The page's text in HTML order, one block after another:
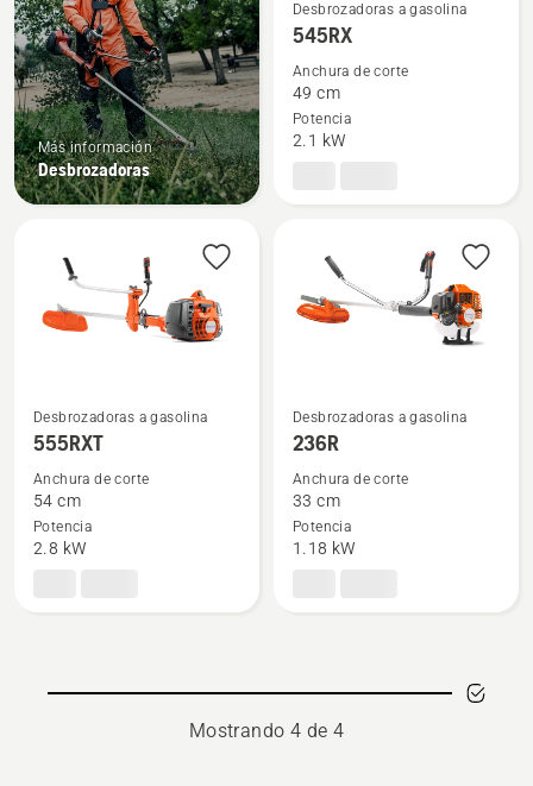
Más información
Desbrozadoras
Ver
más
detalles
sobre
545RX
Desbrozadoras a gasolina
545RX
Anchura de corte
49 cm
Potencia
2.1 kW
Ver
más
detalles
sobre
555RXT
Desbrozadoras a gasolina
555RXT
Anchura de corte
54 cm
Potencia
2.8 kW
Ver
más
detalles
sobre
236R
Desbrozadoras a gasolina
236R
Anchura de corte
33 cm
Potencia
1.18 kW
Mostrando 4 de 4